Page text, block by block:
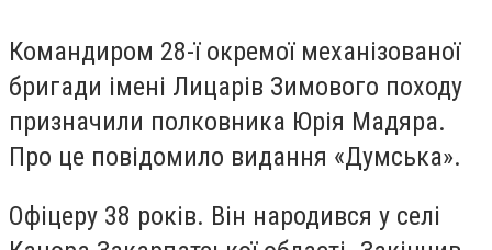
Командиром 28-ї окремої механізованої
бригади імені Лицарів Зимового походу
призначили полковника Юрія Мадяра.
Про це повідомило видання «Думська».
Офіцеру 38 років. Він народився у селі